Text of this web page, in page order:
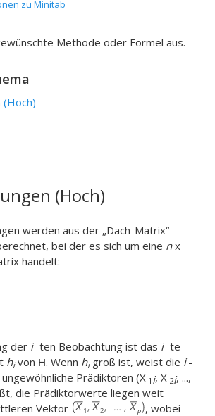
zu Minitab
Methode oder Formel aus.
(Hoch)
werden aus der „Dach-Matrix“
bei der es sich um eine nx
handelt:
der i -ten Beobachtung ist das i-te
hivon H. Wenn higroß ist, weist die i -
Prädiktoren (X 1 i, X 2i, ...,
die Prädiktorwerte liegen weit
Vektor
, wobei